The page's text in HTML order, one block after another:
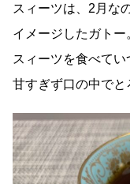
スィーツは、2月な
イメージしたガトー
スィーツを食べて
甘すぎず口の中でと